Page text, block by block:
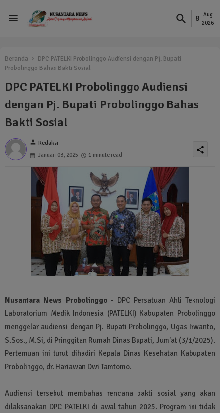
8
Aug
2026
Beranda
DPC PATELKI Probolinggo Audiensi dengan Pj. Bupati
Probolinggo Bahas Bakti Sosial
DPC PATELKI Probolinggo Audiensi
dengan Pj. Bupati Probolinggo Bahas
Bakti Sosial
person Redaksi
Januari 03, 2025
1 minute read
share
Nusantara News Probolinggo - DPC Persatuan Ahli Teknologi
Laboratorium Medik Indonesia (PATELKI) Kabupaten Probolinggo
menggelar audiensi dengan Pj. Bupati Probolinggo, Ugas Irwanto,
S.Sos., M.Si, di Pringgitan Rumah Dinas Bupati, Jum'at (3/1/2025).
Pertemuan ini turut dihadiri Kepala Dinas Kesehatan Kabupaten
Probolinggo, dr. Hariawan Dwi Tamtomo.
Audiensi tersebut membahas rencana bakti sosial yang akan
dilaksanakan DPC PATELKI di awal tahun 2025. Program ini tidak